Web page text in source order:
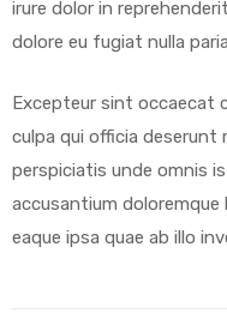
irure dolor in
dolore eu fugiat nulla
Excepteur sint occaecat
culpa qui officia deserunt
perspiciatis unde omnis
accusantium
eaque ipsa quae ab illo